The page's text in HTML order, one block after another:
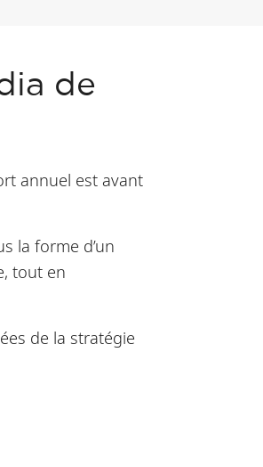
de
annuel est avant
la forme d’un
tout en
de la stratégie